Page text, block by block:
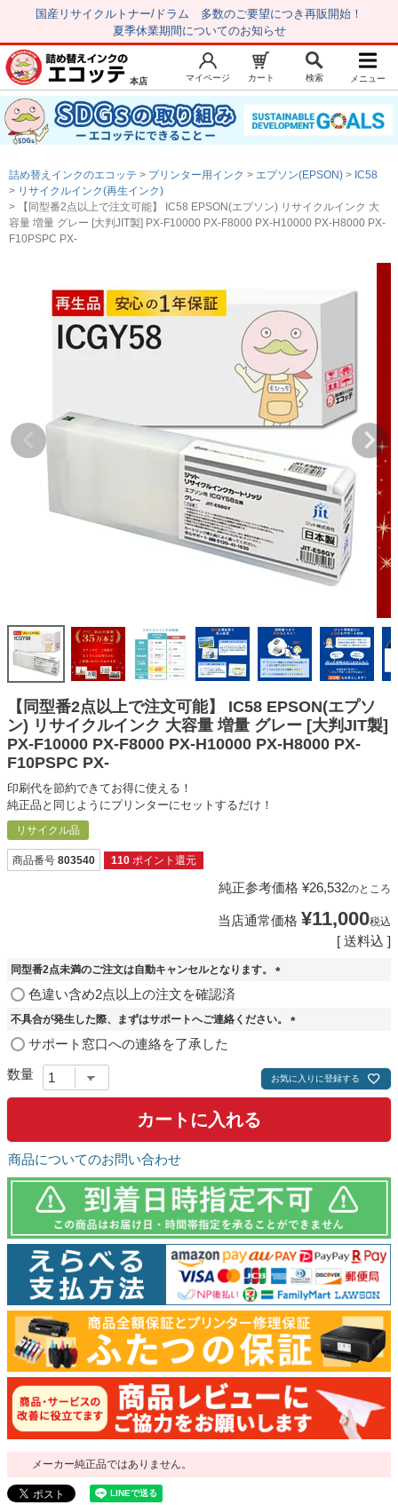
国産リサイクルトナー/ドラム 多数のご要望につき再販開始！
夏季休業期間についてのお知らせ
新規会員登録 マイページ
トップページ お気に入り
注文履歴 レビュー履歴
はじめての方へ
初心者用セット
キャノンインク
エプソンインク
互換インクボトル
互換インクカートリッジ
記事を探す
ご利用ガイド
よくある質問
お問い合わせ
会員専用商品
説明書ダウンロード
本店 マイページ カート 検索 メニュー
詰め替えインクのエコッテ プリンター用インク エプソン(EPSON)
IC58
リサイクルインク(再生インク)
【同型番2点以上で注文可能】 IC58 EPSON(エプソン) リサイクルインク 大
容量 増量 グレー [大判JIT製] PX-F10000 PX-F8000 PX-H10000 PX-H8000 PX-
F10PSPC PX-
【同型番2点以上で注文可能】 IC58 EPSON(エプソ
ン) リサイクルインク 大容量 増量 グレー [大判JIT製]
PX-F10000 PX-F8000 PX-H10000 PX-H8000 PX-
F10PSPC PX-
印刷代を節約できてお得に使える！
純正品と同じようにプリンターにセットするだけ！
リサイクル品
商品番号 803540 110 ポイント還元
純正参考価格 ¥26,532のところ
当店通常価格 ¥11,000税込
送料込
同型番2点未満のご注文は自動キャンセルとなります。
須
色違い含め2点以上の注文を確認済
不具合が発生した際、まずはサポートへご連絡ください。
須
)
サポート窓口への連絡を了承した
お気に入りに登録する
カートに入れる
商品についてのお問い合わせ
メーカー純正品ではありません。